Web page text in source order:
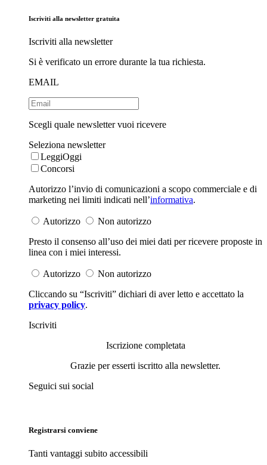
Iscriviti alla newsletter gratuita
Iscriviti alla newsletter
Si è verificato un errore durante la tua richiesta.
EMAIL
Scegli quale newsletter vuoi ricevere
Seleziona newsletter
LeggiOggi
Concorsi
Autorizzo l’invio di comunicazioni a scopo commerciale e di
marketing nei limiti indicati nell’informativa.
Autorizzo
Non autorizzo
Presto il consenso all’uso dei miei dati per ricevere proposte in
linea con i miei interessi.
Autorizzo
Non autorizzo
Cliccando su “Iscriviti” dichiari di aver letto e accettato la
privacy policy.
Iscriviti
Iscrizione completata
Grazie per esserti iscritto alla newsletter.
Seguici sui social
Registrarsi conviene
Tanti vantaggi subito accessibili